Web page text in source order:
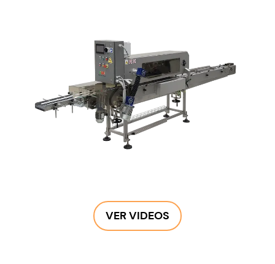
VER VIDEOS